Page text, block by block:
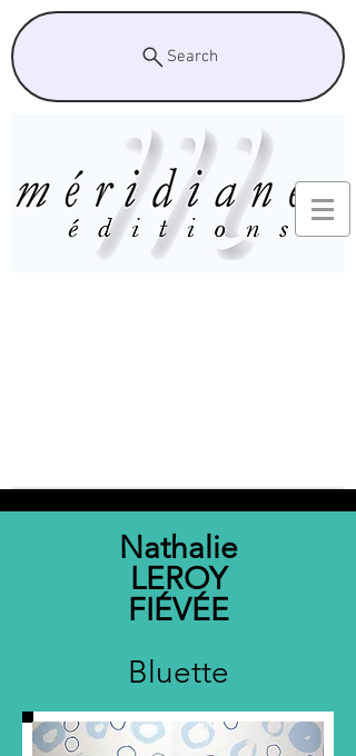
Search
Nathalie
LEROY
FIÉVÉE
Bluette